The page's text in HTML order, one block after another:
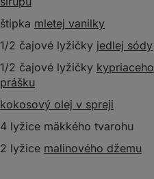
štipka mletej vanilky
1/2 čajové lyžičky jedlej sódy
1/2 čajové lyžičky kypriaceho
prášku
kokosový olej v spreji
4 lyžice mäkkého tvarohu
2 lyžice malinového džemu